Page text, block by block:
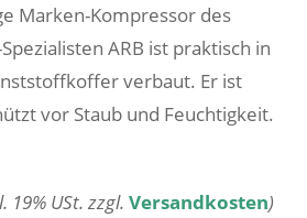
Marken-Kompressor des
ARB ist praktisch in
verbaut. Er ist
vor Staub und Feuchtigkeit.
19% USt. zzgl. Versandkosten)